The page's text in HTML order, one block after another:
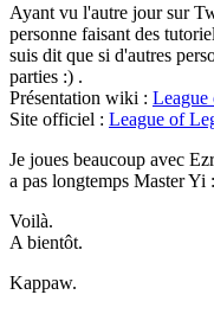
Ayant vu l'autre jour sur
personne faisant des
suis dit que si d'autres
parties :) .
Présentation wiki : League
Site officiel : League of
Je joues beaucoup avec
a pas longtemps Master Yi
Voilà.
A bientôt.
Kappaw.